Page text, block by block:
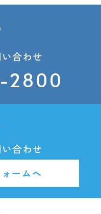
合わせ
2800
合わせ
ームへ